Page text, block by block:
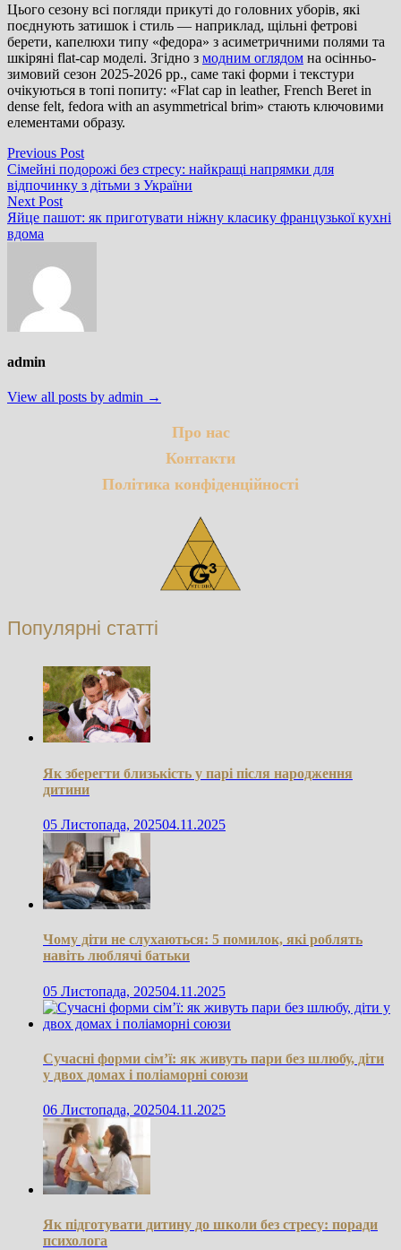
Цього сезону всі погляди прикуті до головних уборів, які
поєднують затишок і стиль — наприклад, щільні фетрові
берети, капелюхи типу «федора» з асиметричними полями та
шкіряні flat-cap моделі. Згідно з модним оглядом на осінньо-
зимовий сезон 2025-2026 рр., саме такі форми і текстури
очікуються в топі попиту: «Flat cap in leather, French Beret in
dense felt, fedora with an asymmetrical brim» стають ключовими
елементами образу.
Навігація
записів
Previous PostPrevious
post:
Сімейні подорожі без стресу: найкращі напрямки для
відпочинку з дітьми з України
Next PostNext
post:
Яйце пашот: як приготувати ніжну класику французької кухні
вдома
admin
View all posts by admin →
Про нас
Контакти
Політика конфіденційності
Популярні статті
Як зберегти близькість у парі після народження
дитини
05 Листопада, 202504.11.2025
Чому діти не слухаються: 5 помилок, які роблять
навіть люблячі батьки
05 Листопада, 202504.11.2025
Сучасні форми сім’ї: як живуть пари без шлюбу, діти
у двох домах і поліаморні союзи
06 Листопада, 202504.11.2025
Як підготувати дитину до школи без стресу: поради
психолога